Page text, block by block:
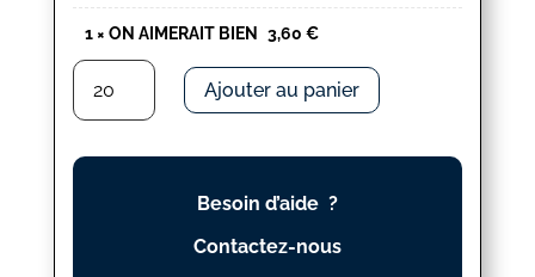
1× ON AIMERAIT BIEN 3,60 €
quantité
ON
AIMERAIT
Ajouter au panier
Besoin d’aide ?
Contactez-nous